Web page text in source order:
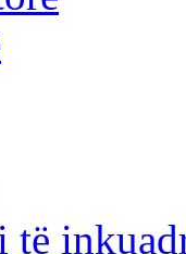
të